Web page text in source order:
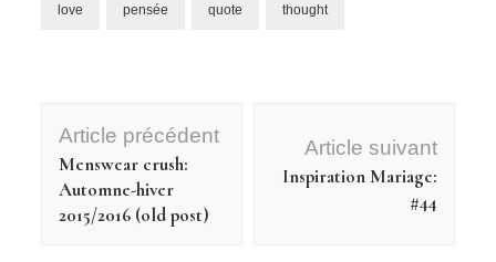
love pensée quote thought
Navigation
d'article
Article précédent
Menswear crush:
Automne-hiver
2015/2016 (old post)
Article suivant
Inspiration Mariage:
#44